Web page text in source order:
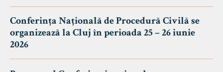
Conferința Națională de Procedură Civilă se
organizează la Cluj în perioada 25 – 26 iunie
2026